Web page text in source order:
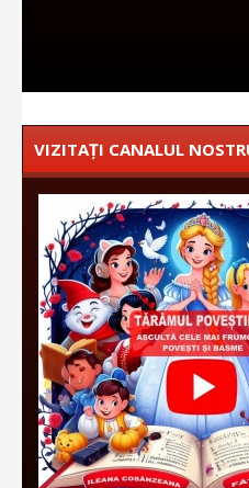
VIZITAȚI CANALUL